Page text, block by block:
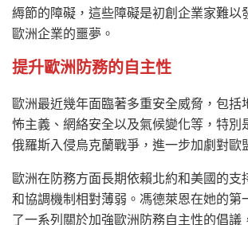
縟節的障礙，這些障礙是初創企業家難以
歐洲企業的噩夢。
提升歐洲防務的自主性
歐洲最近幾年面臨著多重安全威脅，包括
怖主義、網絡安全以及氣候變化等，特別
俄羅斯入侵烏克蘭戰爭，進一步加劇對歐
歐洲在防務方面長期依賴北約和美國的支
和協調機制相對薄弱。馮德萊恩在她的第
了一系列關於加強歐洲防務自主性的倡議